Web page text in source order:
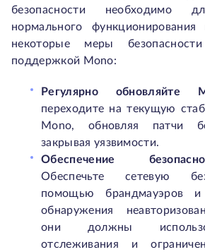
безопасности необходимо
нормального
некоторые меры
поддержкой Mono:
Регулярно обновляйте
переходите на текущую
Mono, обновляя патчи
закрывая уязвимости.
Обеспечение
Обеспечьте сетевую
помощью брандмауэров
обнаружения
они должны
отслеживания и